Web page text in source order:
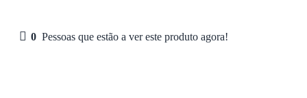
0 Pessoas que estão a ver este produto agora!